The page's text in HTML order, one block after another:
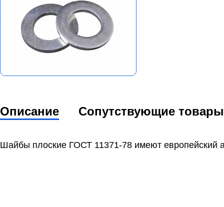
Описание Сопутствующие товары
Шайбы плоские ГОСТ 11371-78 имеют европейский